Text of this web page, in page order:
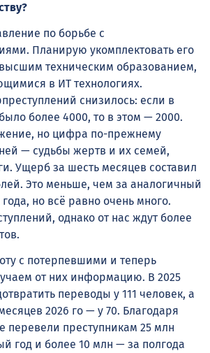
по борьбе с
Планирую укомплектовать его
техническим образованием,
в ИТ технологиях.
снизилось: если в
более 4000, то в этом — 2000.
но цифра по-прежнему
— судьбы жертв и их семей,
Ущерб за шесть месяцев составил
Это меньше, чем за аналогичный
но всё равно очень много.
однако от нас ждут более
с потерпевшими и теперь
от них информацию. В 2025
переводы у 111 человек, а
2026 го — у 70. Благодаря
перевели преступникам 25 млн
год и более 10 млн — за полгода